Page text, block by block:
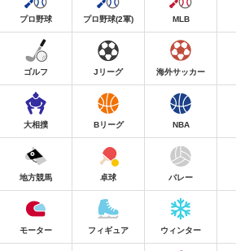
プロ野球 プロ野球(2軍) MLB
ゴルフ Jリーグ 海外サッカー
大相撲 Bリーグ NBA
地方競馬 卓球 バレー
モーター フィギュア ウィンター